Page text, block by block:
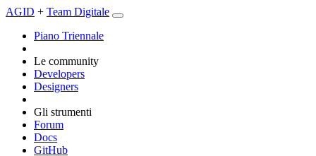
AGID + Team Digitale
Piano Triennale
Le community
Developers
Designers
Gli strumenti
Forum
Docs
GitHub